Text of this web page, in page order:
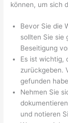
können, um sich
Bevor Sie die
sollten Sie sie
Beseitigung
Es ist wichtig,
zurückgeben.
gefunden
Nehmen Sie
und notieren